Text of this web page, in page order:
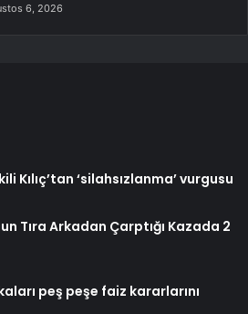
6, 2026
Kılıç’tan ‘silahsızlanma’ vurgusu
Tıra Arkadan Çarptığı Kazada 2
peş peşe faiz kararlarını